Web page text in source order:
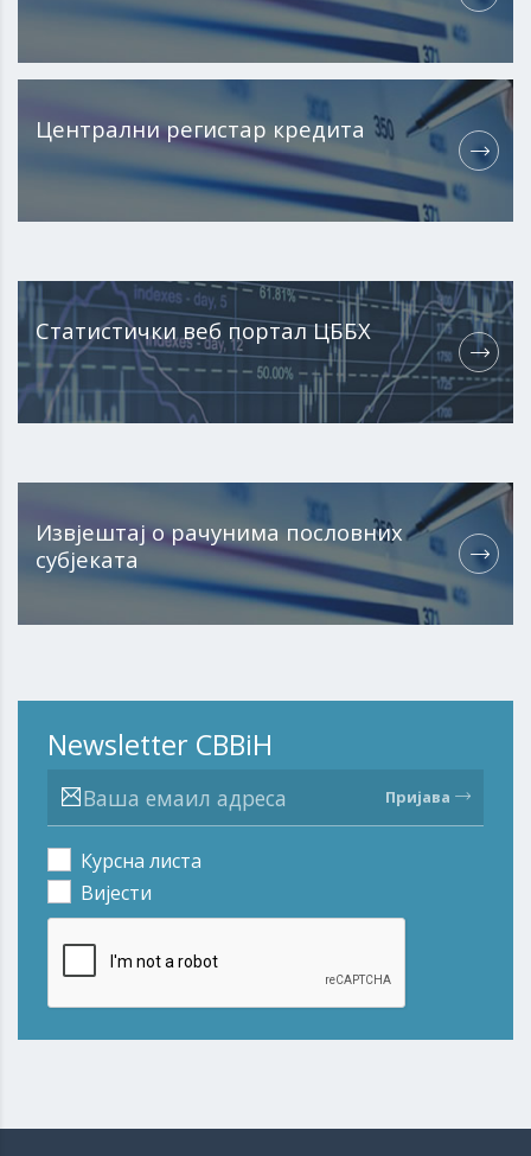
Централни регистар кредита
Статистички веб портал ЦББХ
Извјештај о рачунима пословних
субјеката
Newsletter CBBiH
Пријава
Курсна листа
Вијести